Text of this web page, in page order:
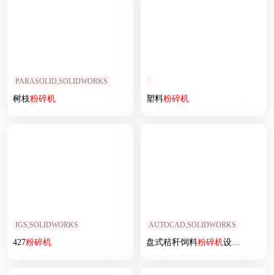
PARASOLID,SOLIDWORKS
树枝粉碎机 塑料粉碎机
IGS,SOLIDWORKS
427粉碎机
AUTOCAD,SOLIDWORKS
盘式秸秆饲料粉碎机设计（